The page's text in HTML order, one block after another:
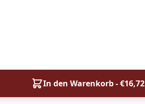
In den Warenkorb - €16,72